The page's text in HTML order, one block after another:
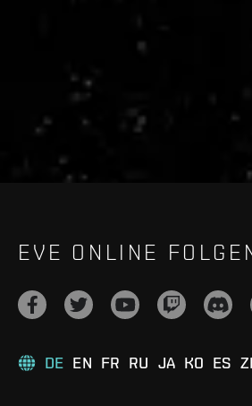
live.evetech.net/api/v1
EVE ONLINE
DE EN FR RU JA KO ES